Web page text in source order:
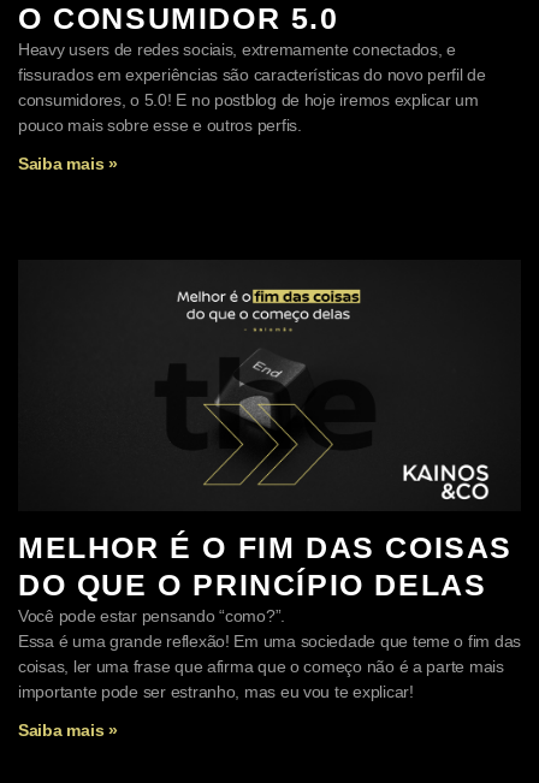
O CONSUMIDOR 5.0
Heavy users de redes sociais, extremamente conectados, e
fissurados em experiências são características do novo perfil de
consumidores, o 5.0! E no postblog de hoje iremos explicar um
pouco mais sobre esse e outros perfis.
Saiba mais »
MELHOR É O FIM DAS COISAS
DO QUE O PRINCÍPIO DELAS
Você pode estar pensando “como?”.
Essa é uma grande reflexão! Em uma sociedade que teme o fim das
coisas, ler uma frase que afirma que o começo não é a parte mais
importante pode ser estranho, mas eu vou te explicar!
Saiba mais »